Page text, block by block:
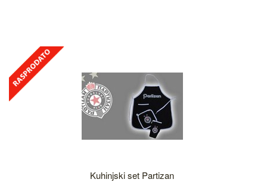
Kuhinjski set Partizan